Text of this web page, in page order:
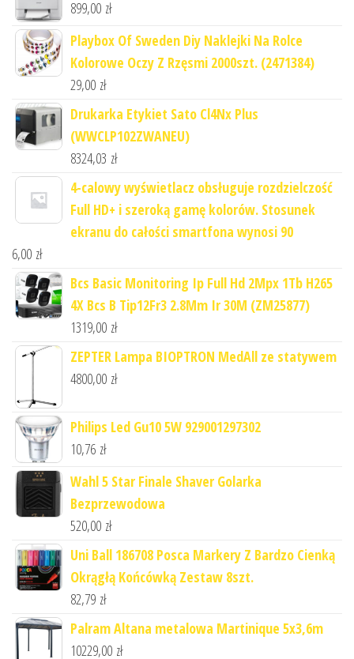
899,00 zł
Playbox Of Sweden Diy Naklejki Na Rolce
Kolorowe Oczy Z Rzęsmi 2000szt. (2471384)
29,00 zł
Drukarka Etykiet Sato Cl4Nx Plus
(WWCLP102ZWANEU)
8324,03 zł
4-calowy wyświetlacz obsługuje rozdzielczość
Full HD+ i szeroką gamę kolorów. Stosunek
ekranu do całości smartfona wynosi 90
6,00 zł
Bcs Basic Monitoring Ip Full Hd 2Mpx 1Tb H265
4X Bcs B Tip12Fr3 2.8Mm Ir 30M (ZM25877)
1319,00 zł
ZEPTER Lampa BIOPTRON MedAll ze statywem
4800,00 zł
Philips Led Gu10 5W 929001297302
10,76 zł
Wahl 5 Star Finale Shaver Golarka
Bezprzewodowa
520,00 zł
Uni Ball 186708 Posca Markery Z Bardzo Cienką
Okrągłą Końcówką Zestaw 8szt.
82,79 zł
Palram Altana metalowa Martinique 5x3,6m
10229,00 zł